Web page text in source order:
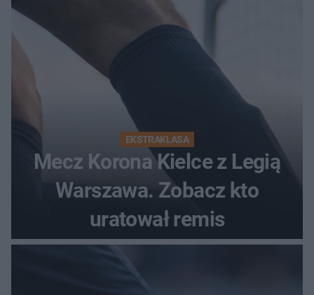
EKSTRAKLASA
Mecz Korona Kielce z Legią
Warszawa. Zobacz kto
uratował remis